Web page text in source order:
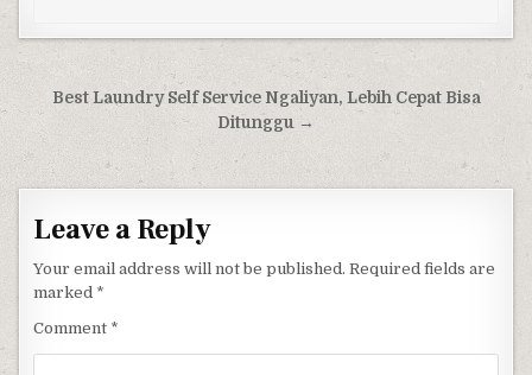
Post navigation
Best Laundry Self Service Ngaliyan, Lebih Cepat Bisa
Ditunggu →
Leave a Reply
Your email address will not be published. Required fields are
marked *
Comment *